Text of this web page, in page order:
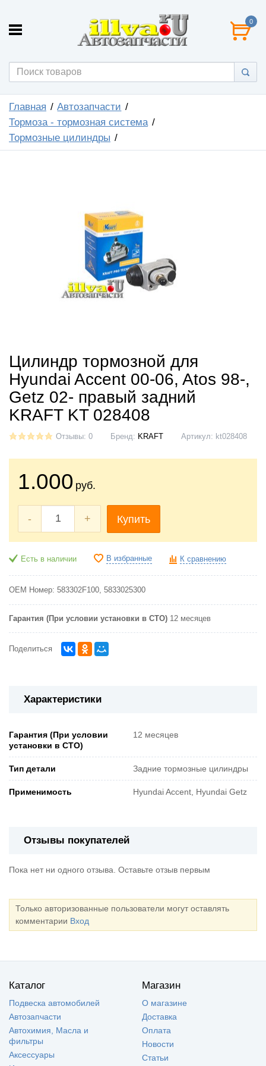
0
Главная
Автозапчасти
Тормоза - тормозная система
Тормозные цилиндры
Цилиндр тормозной для
Hyundai Accent 00-06, Atos 98-,
Getz 02- правый задний
KRAFT KT 028408
Отзывы: 0 Бренд: KRAFT Артикул: kt028408
1.000 руб.
- + Купить
Есть в наличии В избранные К сравнению
OEM Номер: 583302F100, 5833025300
Гарантия (При условии установки в СТО) 12 месяцев
Поделиться
Характеристики
Гарантия (При условии
установки в СТО)
12 месяцев
Тип детали Задние тормозные цилиндры
Применимость Hyundai Accent, Hyundai Getz
Отзывы покупателей
Пока нет ни одного отзыва. Оставьте отзыв первым
Только авторизованные пользователи могут оставлять
комментарии Вход
Каталог
Подвеска автомобилей
Автозапчасти
Автохимия, Масла и
фильтры
Аксессуары
Магазин
О магазине
Доставка
Оплата
Новости
Статьи